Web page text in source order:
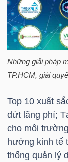
Những giải pháp
TP.HCM, giải
Top 10 xuất
dứt lãng phí;
cho môi
hướng kinh tế
thống quản lý
Ngành
(-)
VS-
SECTOR
NĂNG
LƯỢNG